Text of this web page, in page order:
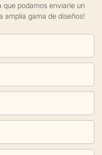
podamos enviarle un
amplia gama de diseños!